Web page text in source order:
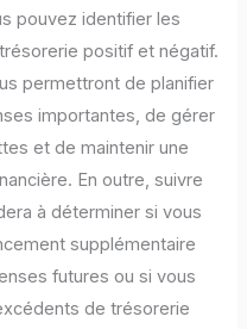
pouvez identifier les
positif et négatif.
permettront de planifier
importantes, de gérer
et de maintenir une
En outre, suivre
à déterminer si vous
supplémentaire
futures ou si vous
de trésorerie